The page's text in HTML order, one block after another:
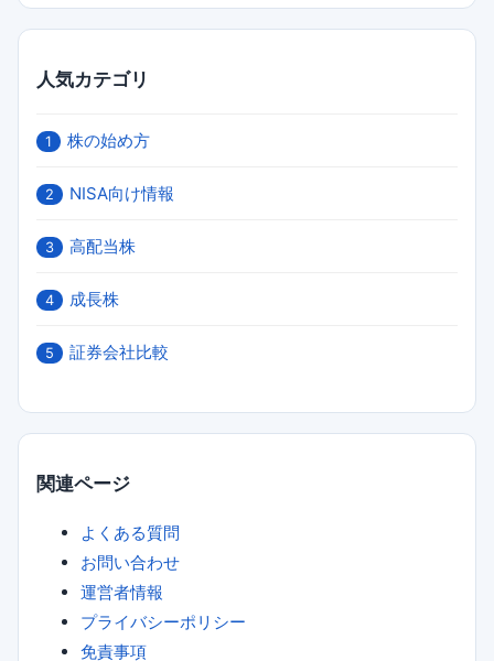
人気カテゴリ
1 株の始め方
2 NISA向け情報
3 高配当株
4 成長株
5 証券会社比較
関連ページ
よくある質問
お問い合わせ
運営者情報
プライバシーポリシー
免責事項